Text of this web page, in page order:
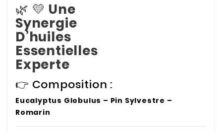
🌿 💛 Une
Synergie
D’huiles
Essentielles
Experte
👉 Composition :
Eucalyptus Globulus – Pin Sylvestre –
Romarin